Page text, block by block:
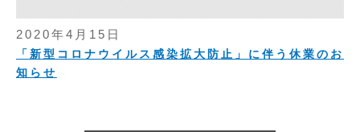
2020年4月15日
「新型コロナウイルス感染拡大防止」に伴う休業のお
知らせ